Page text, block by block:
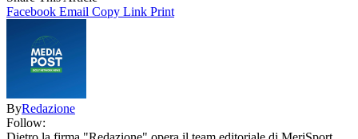
Facebook Email Copy Link Print
ByRedazione
Follow: